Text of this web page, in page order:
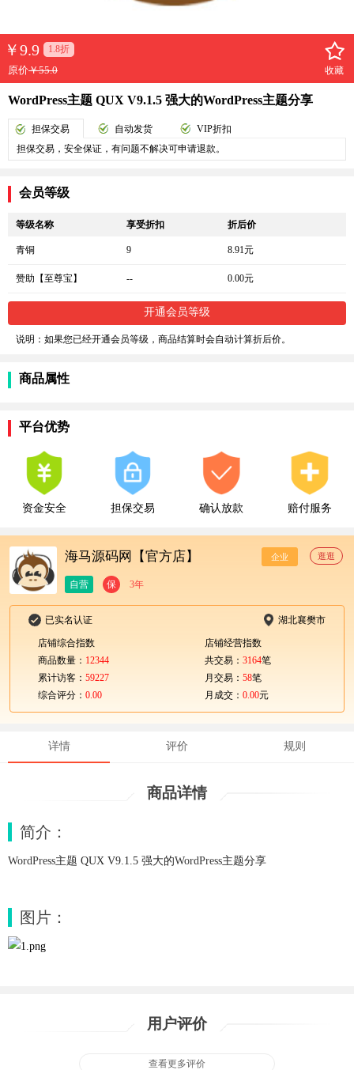
￥9.9 1.8折
原价￥55.0 收藏
WordPress主题 QUX V9.1.5 强大的WordPress主题分享
担保交易 自动发货
VIP折扣
担保交易，安全保证，有问题不解决可申请退款。
会员等级
等级名称 享受折扣 折后价
青铜 9 8.91元
赞助【至尊宝】 -- 0.00元
开通会员等级
说明：如果您已经开通会员等级，商品结算时会自动计算折后价。
商品属性
平台优势
资金安全 担保交易 确认放款 赔付服务
海马源码网【官方店】 企业 逛逛
自营 保 3年
已实名认证 湖北襄樊市
店铺综合指数
商品数量： 12344
累计访客： 59227
综合评分： 0.00
店铺经营指数
共交易： 3164笔
月交易： 58笔
月成交： 0.00元
详情 评价 规则
商品详情
简介：
WordPress主题 QUX V9.1.5 强大的WordPress主题分享
图片：
用户评价
查看更多评价